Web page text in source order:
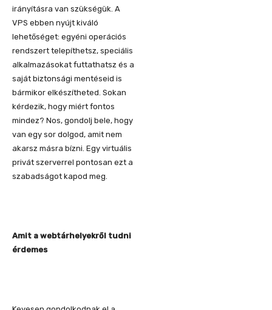
irányításra van szükségük. A
VPS ebben nyújt kiváló
lehetőséget: egyéni operációs
rendszert telepíthetsz, speciális
alkalmazásokat futtathatsz és a
saját biztonsági mentéseid is
bármikor elkészítheted. Sokan
kérdezik, hogy miért fontos
mindez? Nos, gondolj bele, hogy
van egy sor dolgod, amit nem
akarsz másra bízni. Egy virtuális
privát szerverrel pontosan ezt a
szabadságot kapod meg.
Amit a webtárhelyekről tudni
érdemes